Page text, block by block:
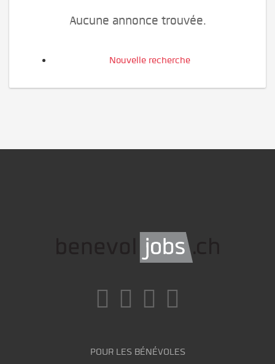
Aucune annonce trouvée.
Nouvelle recherche
POUR LES BÉNÉVOLES